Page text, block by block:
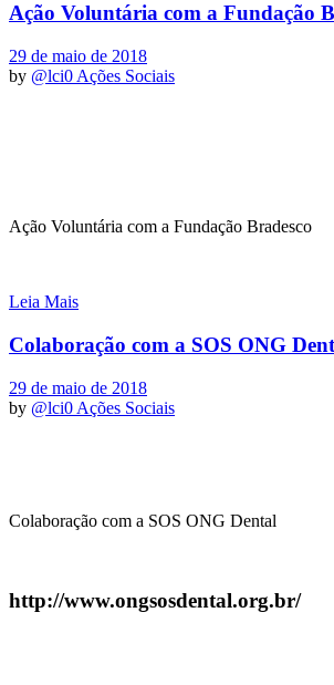
Ação Voluntária com a Fundação
29 de maio de 2018
by @lci0 Ações Sociais
Ação Voluntária com a Fundação Bradesco
Leia Mais
Colaboração com a SOS ONG
29 de maio de 2018
by @lci0 Ações Sociais
Colaboração com a SOS ONG Dental
http://www.ongsosdental.org.br/